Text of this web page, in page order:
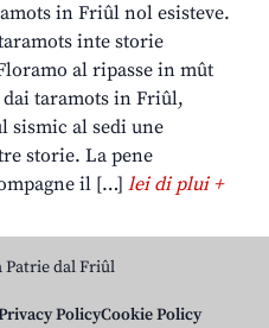
in Friûl nol esisteve.
inte storie
al ripasse in mût
taramots in Friûl,
sismic al sedi une
storie. La pene
il […] lei di plui +
Patrie dal Friûl
PolicyCookie Policy